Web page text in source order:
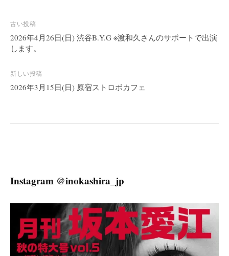
投
稿
ナ
ゲ
ー
古い投稿
2026年4月26日(日) 渋谷B.Y.G ※渡和久さんのサポートで出演
します。
新しい投稿
2026年3月15日(日) 原宿ストロボカフェ
Instagram @inokashira_jp